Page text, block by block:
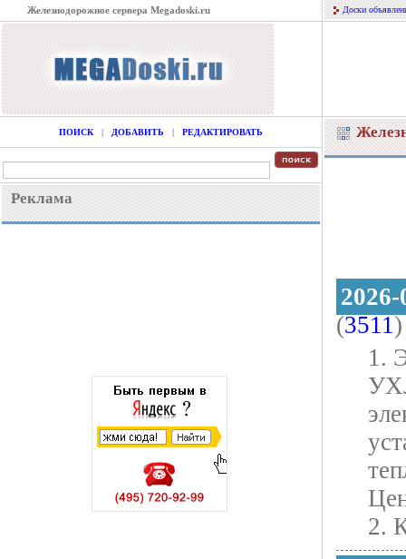
Железнодорожное сервера Megadoski.ru Доски
ПОИСК | ДОБАВИТЬ | РЕДАКТИРОВАТЬ
Реклама
(3511)
1.
2.